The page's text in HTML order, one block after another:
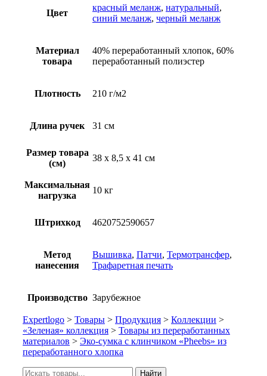
Цвет
красный меланж, натуральный,
синий меланж, черный меланж
Материал
товара
40% переработанный хлопок, 60%
переработанный полиэстер
Плотность 210 г/м2
Длина ручек 31 см
Размер товара
(см)
38 х 8,5 х 41 см
Максимальная
нагрузка
10 кг
Штрихкод 4620752590657
Метод
нанесения
Вышивка, Патчи, Термотрансфер,
Трафаретная печать
Производство Зарубежное
Expertlogo > Товары > Продукция > Коллекции >
«Зеленая» коллекция > Товары из переработанных
материалов > Эко-сумка с клинчиком «Pheebs» из
переработанного хлопка
Искать:
Найти